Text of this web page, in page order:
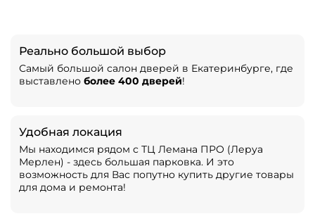
Реально большой выбор
Самый большой салон дверей в Екатеринбурге, где
выставлено более 400 дверей!
Удобная локация
Мы находимся рядом с ТЦ Лемана ПРО (Леруа
Мерлен) - здесь большая парковка. И это
возможность для Вас попутно купить другие товары
для дома и ремонта!